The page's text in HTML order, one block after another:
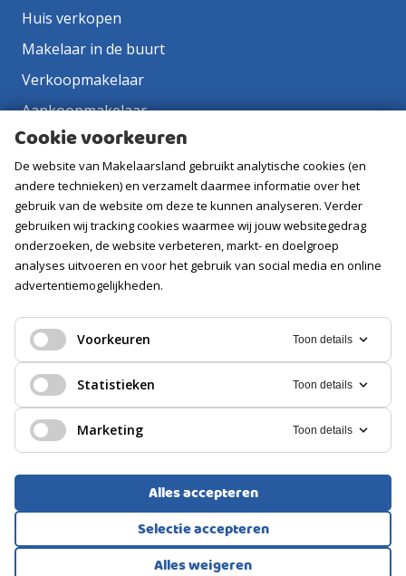
Huis verkopen
Makelaar in de buurt
Verkoopmakelaar
Aankoopmakelaar
Contact
Vacatures
Volg ons
Voorwaarden Privacyverklaring
Cookie voorkeuren
De website van Makelaarsland gebruikt analytische cookies (en
andere technieken) en verzamelt daarmee informatie over het
gebruik van de website om deze te kunnen analyseren. Verder
gebruiken wij tracking cookies waarmee wij jouw websitegedrag
onderzoeken, de website verbeteren, markt- en doelgroep
analyses uitvoeren en voor het gebruik van social media en online
advertentiemogelijkheden.
Voorkeuren Toon details
Statistieken Toon details
Marketing Toon details
Alles accepteren
Selectie accepteren
Alles weigeren